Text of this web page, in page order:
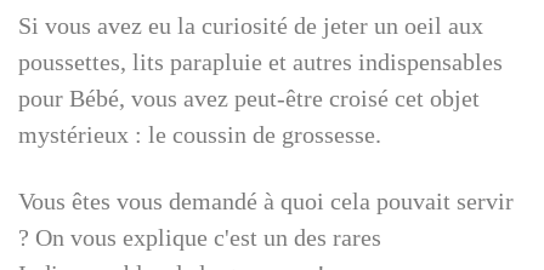
Si vous avez eu la curiosité de jeter un oeil aux
poussettes, lits parapluie et autres indispensables
pour Bébé, vous avez peut-être croisé cet objet
mystérieux : le coussin de grossesse.
Vous êtes vous demandé à quoi cela pouvait servir
? On vous explique c'est un des rares